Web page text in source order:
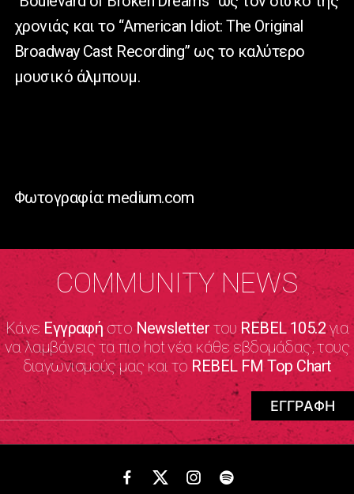
χρονιάς και το “American Idiot: The Original
Broadway Cast Recording” ως το καλύτερο
μουσικό άλμπουμ.
Φωτογραφία: medium.com
COMMUNITY NEWS
Κάνε Εγγραφήστο NewsletterτουREBEL 105.2για
να λαμβάνεις τα πιο hot νέα κάθε εβδομάδας, τους
διαγωνισμούς μας και το REBEL FM Top Chart